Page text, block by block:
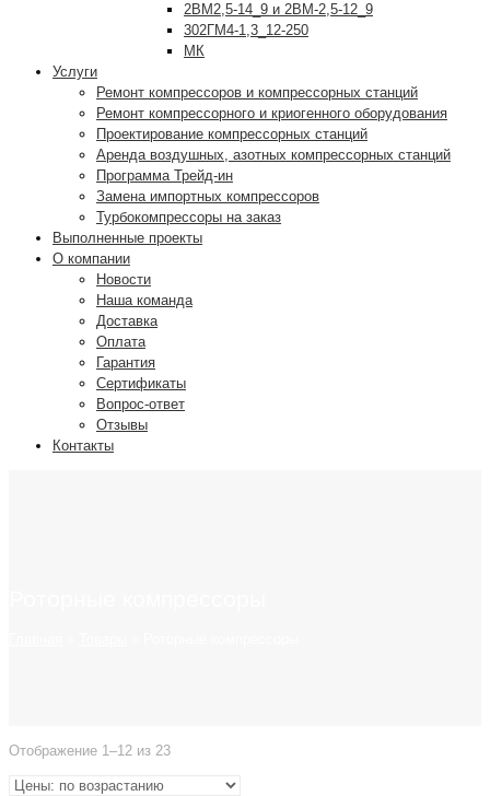
2ВМ2,5-14_9 и 2ВМ-2,5-12_9
302ГМ4-1,3_12-250
МК
Услуги
Ремонт компрессоров и компрессорных станций
Ремонт компрессорного и криогенного оборудования
Проектирование компрессорных станций
Аренда воздушных, азотных компрессорных станций
Программа Трейд-ин
Замена импортных компрессоров
Турбокомпрессоры на заказ
Выполненные проекты
О компании
Новости
Наша команда
Доставка
Оплата
Гарантия
Сертификаты
Вопрос-ответ
Отзывы
Контакты
Отображение 1–12 из 23